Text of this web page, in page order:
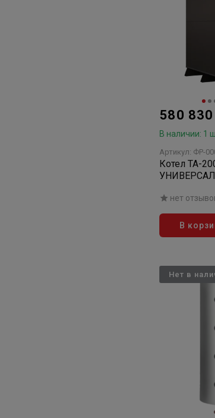
580
В наличии: 1
Артикул: ФР-
Котел ТА-
УНИВЕРСАЛ
нет
В
Нет в